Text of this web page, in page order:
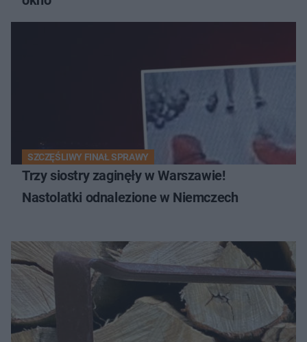
SZCZĘŚLIWY FINAŁ SPRAWY
Trzy siostry zaginęły w Warszawie!
Nastolatki odnalezione w Niemczech